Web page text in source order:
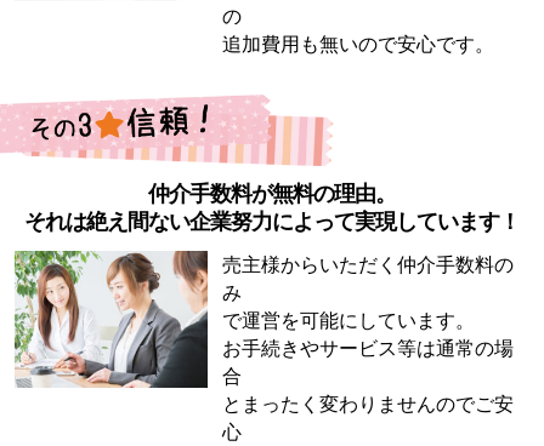
の
追加費用も無いので安心です。
仲介手数料が無料の理由。
それは絶え間ない企業努力によって実現しています！
売主様からいただく仲介手数料の
み
で運営を可能にしています。
お手続きやサービス等は通常の場
合
とまったく変わりませんのでご安
心